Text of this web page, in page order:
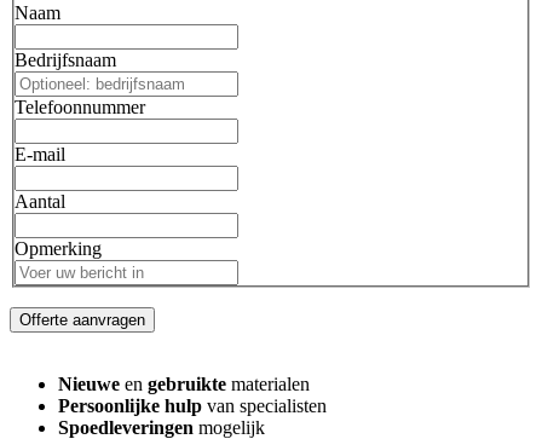
Naam
Bedrijfsnaam
Telefoonnummer
E-mail
Aantal
Opmerking
Offerte aanvragen
Nieuwe en gebruikte materialen
Persoonlijke hulp van specialisten
Spoedleveringen mogelijk